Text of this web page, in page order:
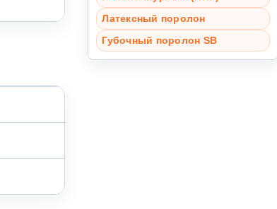
Латексный поролон
Губочный поролон SB